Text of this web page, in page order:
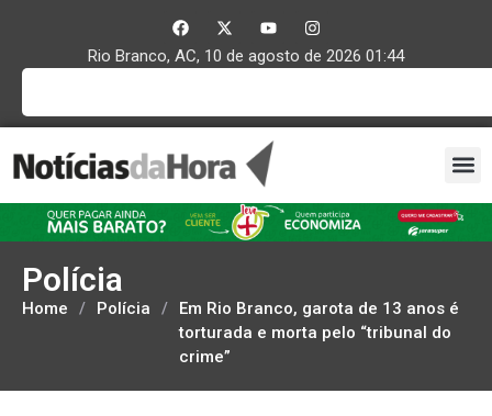
Rio Branco, AC, 10 de agosto de 2026 01:44
Polícia
Home / Polícia /
Em Rio Branco, garota de 13 anos é
torturada e morta pelo “tribunal do
crime”